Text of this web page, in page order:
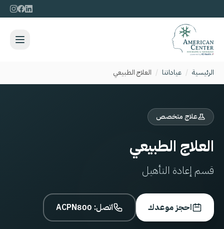
الرئيسية / عياداتنا / العلاج الطبيعي
علاج متخصص
العلاج الطبيعي
قسم إعادة التأهيل
احجز موعدك اتصل: 800 ACPN